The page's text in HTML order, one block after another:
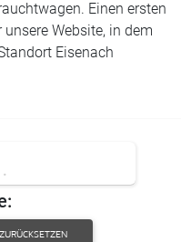
Einen ersten
Website, in dem
Eisenach